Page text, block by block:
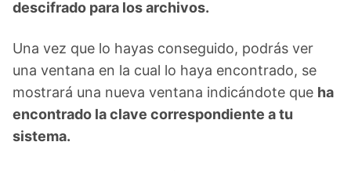
descifrado para los archivos.
Una vez que lo hayas conseguido, podrás ver
una ventana en la cual lo haya encontrado, se
mostrará una nueva ventana indicándote que ha
encontrado la clave correspondiente a tu
sistema.